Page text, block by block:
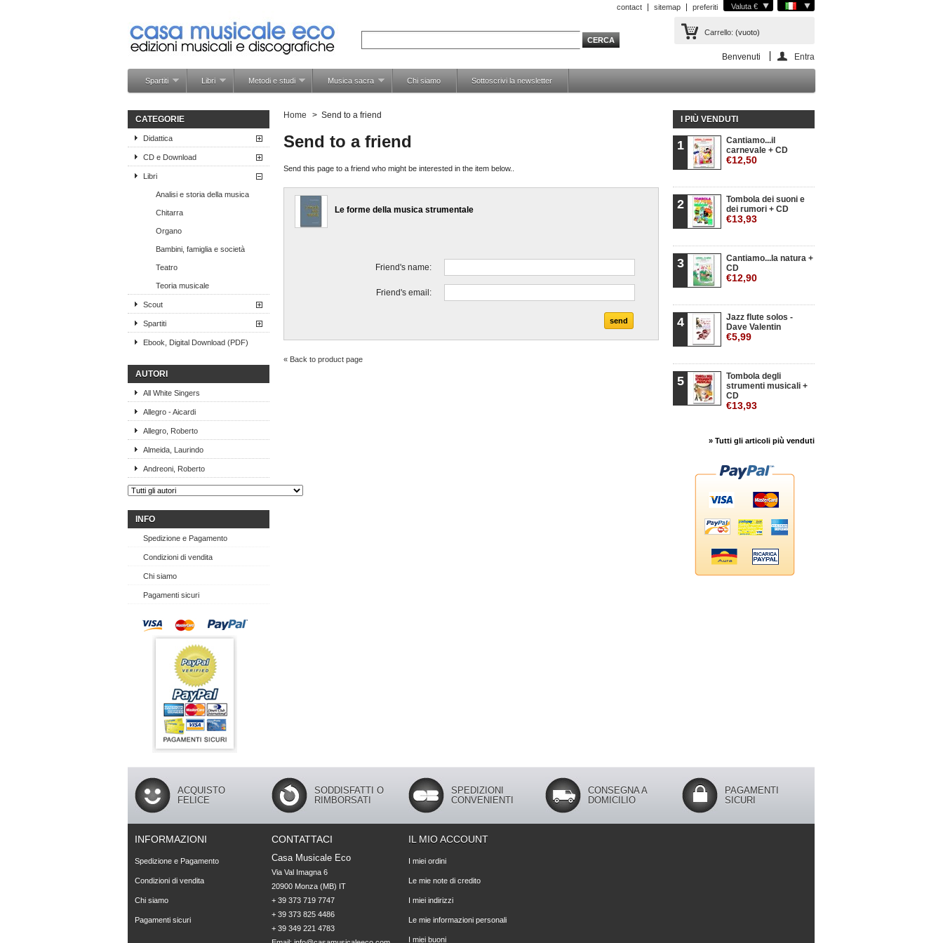
Valuta €
contact sitemap preferiti
Carrello: (vuoto)
Benvenuti Entra
Spartiti Libri Metodi e studi Musica sacra Chi siamo Sottoscrivi la newsletter
CATEGORIE
Didattica
CD e Download
Libri
Analisi e storia della musica
Chitarra
Organo
Bambini, famiglia e società
Teatro
Teoria musicale
Scout
Spartiti
Ebook, Digital Download (PDF)
AUTORI
All White Singers
Allegro - Aicardi
Allegro, Roberto
Almeida, Laurindo
Andreoni, Roberto
INFO
Spedizione e Pagamento
Condizioni di vendita
Chi siamo
Pagamenti sicuri
Home > Send to a friend
Send to a friend
Send this page to a friend who might be interested in the item below..
Le forme della musica strumentale
Friend's name:
Friend's email:
« Back to product page
I PIÙ VENDUTI
1
Cantiamo...il
carnevale + CD
€12,50
2
Tombola dei suoni e
dei rumori + CD
€13,93
3
Cantiamo...la natura +
CD
€12,90
4
Jazz flute solos -
Dave Valentin
€5,99
5
Tombola degli
strumenti musicali +
CD
€13,93
» Tutti gli articoli più venduti
ACQUISTO
FELICE
SODDISFATTI O
RIMBORSATI
SPEDIZIONI
CONVENIENTI
CONSEGNA A
DOMICILIO
PAGAMENTI
SICURI
INFORMAZIONI
Spedizione e Pagamento
Condizioni di vendita
Chi siamo
Pagamenti sicuri
CONTATTACI
Casa Musicale Eco
Via Val Imagna 6
20900 Monza (MB) IT
+ 39 373 719 7747
+ 39 373 825 4486
+ 39 349 221 4783
IL MIO ACCOUNT
I miei ordini
Le mie note di credito
I miei indirizzi
Le mie informazioni personali
I miei buoni